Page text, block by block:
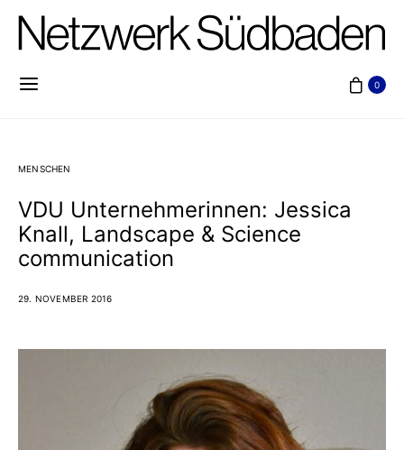
0
MENSCHEN
VDU Unternehmerinnen: Jessica
Knall, Landscape & Science
communication
29. NOVEMBER 2016